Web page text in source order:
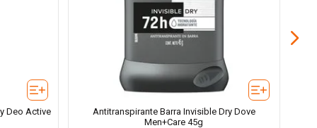
Deo Active
Antitranspirante Barra Invisible Dry Dove
Men+Care 45g